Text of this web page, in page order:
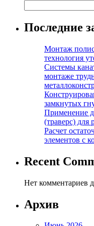
Последние
Монтаж
технология
Системы
монтаже
замкнутых
Применение
(траверс) для
Расчет
элементов с
Recent
Нет комментариев
Архив